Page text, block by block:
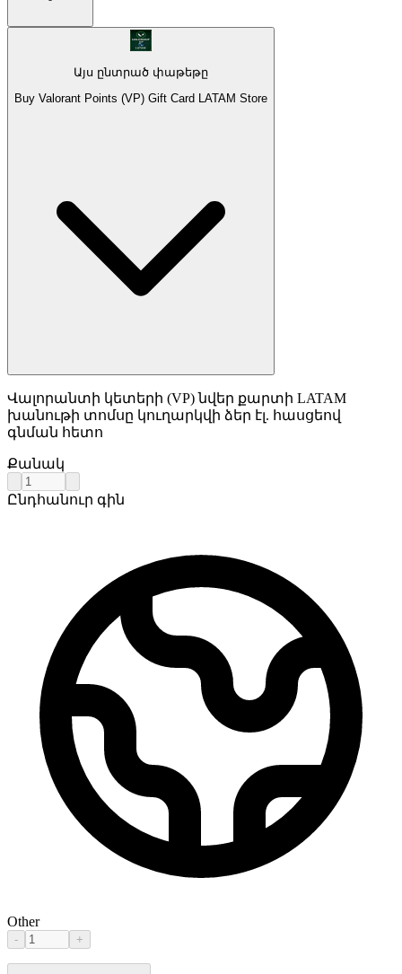
Այս ընտրած փաթեթը
Buy Valorant Points (VP) Gift Card LATAM Store
Վալորանտի կետերի (VP) նվեր քարտի LATAM
խանութի տոմսը կուղարկվի ձեր էլ. հասցեով
գնման հետո
Քանակ
Ընդհանուր գին
Other
- +